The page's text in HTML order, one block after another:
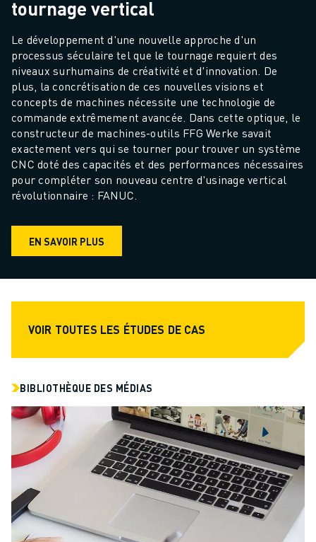
tournage vertical
Le développement d'une nouvelle approche d'un
processus séculaire tel que le tournage requiert des
niveaux surhumains de créativité et d'innovation. De
plus, la concrétisation de ces nouvelles visions et
concepts de machines nécessite une technologie de
commande extrêmement avancée. Dans cette optique, le
constructeur de machines-outils FFG Werke savait
exactement vers qui se tourner pour trouver un système
CNC doté des capacités et des performances nécessaires
pour compléter son nouveau centre d'usinage vertical
révolutionnaire : FANUC.
EN SAVOIR PLUS
VOIR TOUTES LES ÉTUDES DE CAS
BIBLIOTHÈQUE DES MÉDIAS